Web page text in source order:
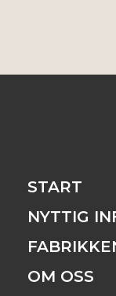
START
NYTTIG
OM OSS